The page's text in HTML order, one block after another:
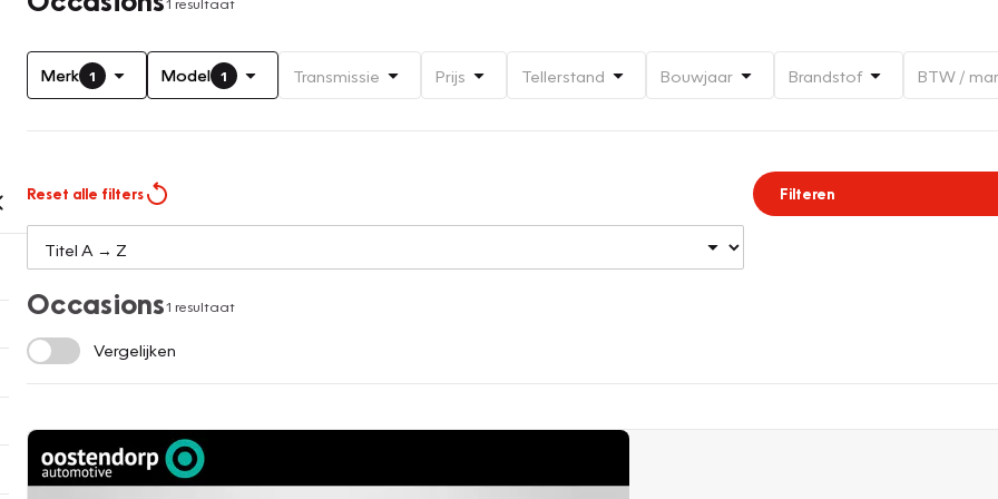
Merk 1 Model 1 Transmissie Prijs Tellerstand Bouwjaar Brandstof BTW /
Reset alle filters Filteren
Occasions1 resultaat
Vergelijken